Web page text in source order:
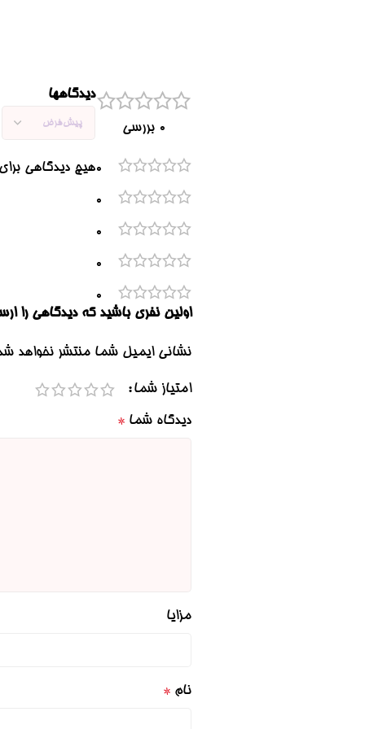
0 بررسی
0
0
0
0
0
دیدگاهها
هیچ دیدگاهی
اولین نفری باشید که دیدگاهی را
نشانی ایمیل شما منتشر نخواهد
امتیاز شما
دیدگاه شما *
مزایا
نام *